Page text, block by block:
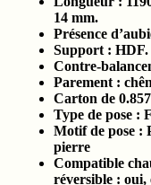
14 mm.
Présence
Support : HDF.
Contre-
Parement :
Carton de
Type de pose :
Motif de pose :
pierre
Compatible
réversible : oui,